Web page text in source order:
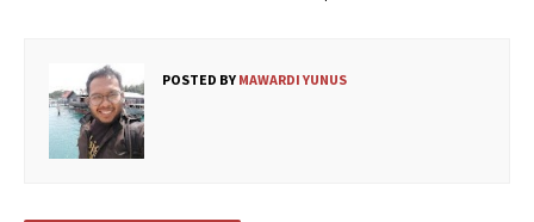
POSTED BY MAWARDI YUNUS